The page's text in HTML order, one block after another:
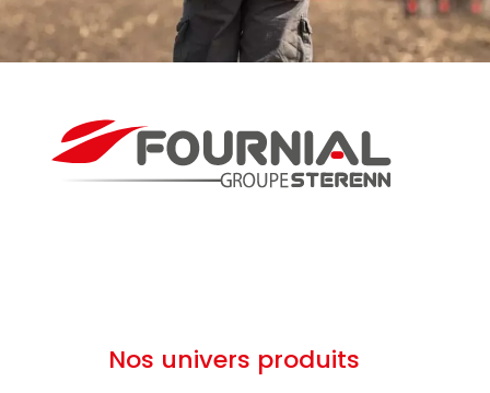
Nos univers produits